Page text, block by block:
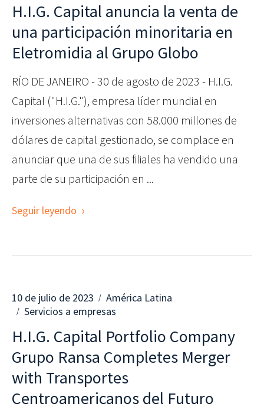
H.I.G. Capital anuncia la venta de
una participación minoritaria en
Eletromidia al Grupo Globo
RÍO DE JANEIRO - 30 de agosto de 2023 - H.I.G.
Capital ("H.I.G."), empresa líder mundial en
inversiones alternativas con 58.000 millones de
dólares de capital gestionado, se complace en
anunciar que una de sus filiales ha vendido una
parte de su participación en ...
Seguir leyendo
10 de julio de 2023
América Latina
Servicios a empresas
H.I.G. Capital Portfolio Company
Grupo Ransa Completes Merger
with Transportes
Centroamericanos del Futuro